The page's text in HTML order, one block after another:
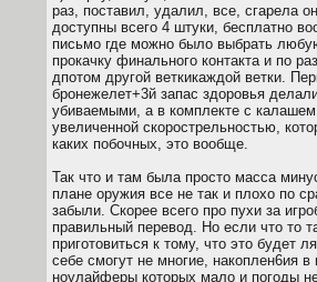
раз, поставил, удалил, все, сгарела
доступны всего 4 штуки, бесплатно
письмо где можно было выбрать
прокачку финального контакта и по
дпотом другой веткикаждой ветки.
бронежелет+3й запас здоровья
убиваемыми, а в комплекте с
увеличенной скорострельностью,
каких побочных, это вообще.
Так что и там была просто масса
плане оружия все не так и плохо по
забыли. Скорее всего про пухи за
правильный перевод. Но если что то
приготовиться к тому, что это будет
себе смогут не многие, накоплен6ия в
ноулайферы которых мало и погоды